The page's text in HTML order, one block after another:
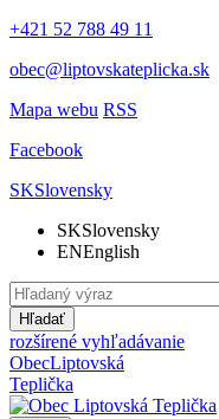
+421 52 788 49 11
obec@liptovskateplicka.sk
Mapa webu RSS
Facebook
SKSlovensky
SKSlovensky
ENEnglish
Hľadať
rozšírené vyhľadávanie
ObecLiptovská
Teplička